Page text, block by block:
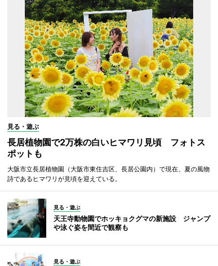
見る・遊ぶ
長居植物園で2万株の白いヒマワリ見頃 フォトス
ポットも
大阪市立長居植物園（大阪市東住吉区、長居公園内）で現在、夏の風物
詩であるヒマワリが見頃を迎えている。
見る・遊ぶ
天王寺動物園でホッキョクグマの新施設 ジャンプ
や泳ぐ姿を間近で観察も
見る・遊ぶ